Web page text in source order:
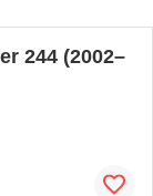
244 (2002–